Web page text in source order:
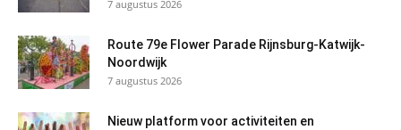
7 augustus 2026
Route 79e Flower Parade Rijnsburg-Katwijk-
Noordwijk
7 augustus 2026
Nieuw platform voor activiteiten en